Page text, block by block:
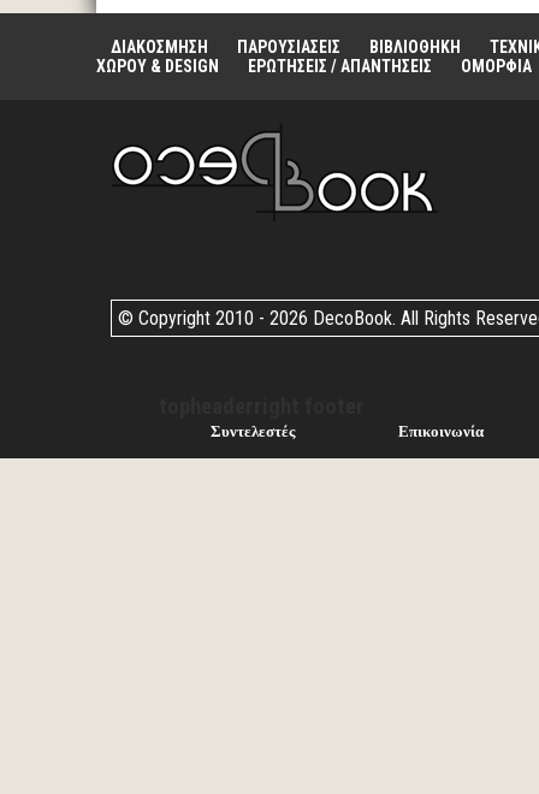
ΔΙΑΚΟΣΜΗΣΗ ΠΑΡΟΥΣΙΑΣΕΙΣ ΒΙΒΛΙΟΘΗΚΗ
ΧΩΡΟΥ & DESIGN
ΕΡΩΤΗΣΕΙΣ / ΑΠΑΝΤΗΣΕΙΣ ΟΜΟΡΦΙΑ
© Copyright 2010 - 2026 DecoBook. All Rights
Συντελεστές Επικοινωνία